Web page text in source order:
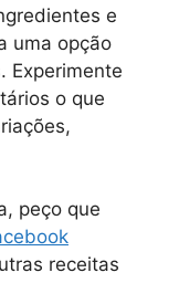
e
uma opção
Experimente
o que
peço que
receitas